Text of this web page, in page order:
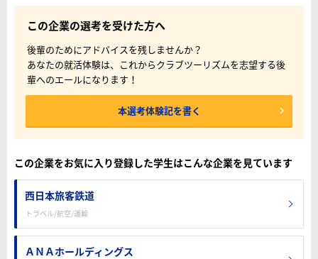
この企業の選考を受けた方へ
後輩のためにアドバイスを残しませんか？
あなたの就活体験は、これからクラブツーリズムを志望する後
輩へのエールになります！
本選考体験記を書く
この企業をお気に入り登録した学生はこんな企業を見ています
西日本旅客鉄道
トラベル/航空/運輸
ＡＮＡホールディングス